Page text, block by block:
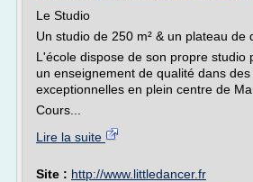
Le Studio
Un studio de 250 m² & un plateau de
L'école dispose de son propre studio
un enseignement de qualité dans
exceptionnelles en plein centre de
Cours...
Lire la suite
Site : http://www.littledancer.fr